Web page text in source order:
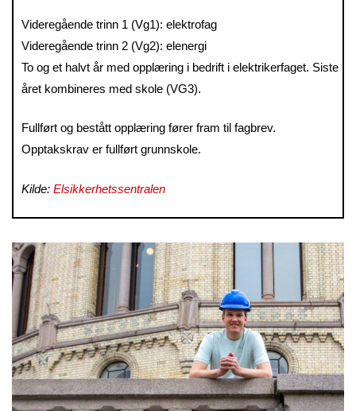
Videregående trinn 1 (Vg1): elektrofag
Videregående trinn 2 (Vg2): elenergi
To og et halvt år med opplæring i bedrift i elektrikerfaget. Siste
året kombineres med skole (VG3).
Fullført og bestått opplæring fører fram til fagbrev.
Opptakskrav er fullført grunnskole.
Kilde: Elsikkerhetssentralen